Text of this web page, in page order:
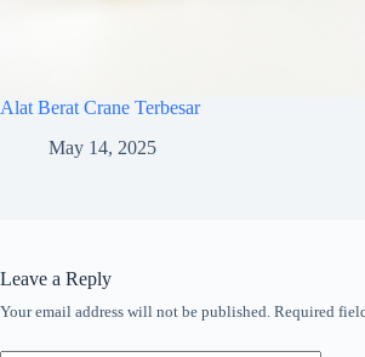
Alat Berat Crane Terbesar
May 14, 2025
Leave a Reply
Your email address will not be published. Required